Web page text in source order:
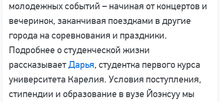
молодежных событий – начиная от концертов и
вечеринок, заканчивая поездками в другие
города на соревнования и праздники.
Подробнее о студенческой жизни
рассказываетДарья, студентка первого курса
университета Карелия. Условия поступления,
стипендии и образование в вузе Йоэнсуу мы